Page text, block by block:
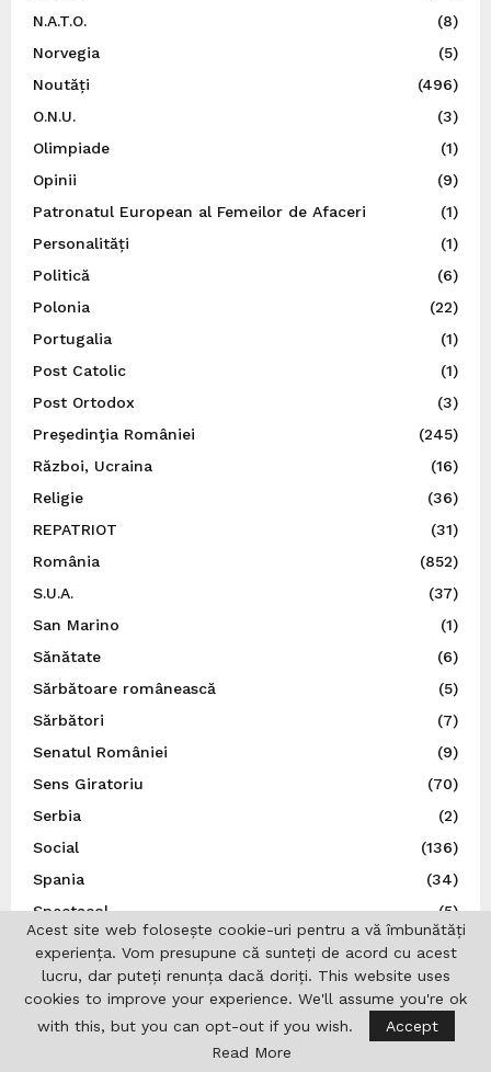
N.A.T.O.
(8)
Norvegia
(5)
Noutăți
(496)
O.N.U.
(3)
Olimpiade
(1)
Opinii
(9)
Patronatul European al Femeilor de Afaceri
(1)
Personalități
(1)
Politică
(6)
Polonia
(22)
Portugalia
(1)
Post Catolic
(1)
Post Ortodox
(3)
Preşedinţia României
(245)
Război, Ucraina
(16)
Religie
(36)
REPATRIOT
(31)
România
(852)
S.U.A.
(37)
San Marino
(1)
Sănătate
(6)
Sărbătoare românească
(5)
Sărbători
(7)
Senatul României
(9)
Sens Giratoriu
(70)
Serbia
(2)
Social
(136)
Spania
(34)
Spectacol
(5)
Statele Unite ale Americii
(21)
Știință
(5)
(14)
Acest site web folosește cookie-uri pentru a vă îmbunătăți
experiența. Vom presupune că sunteți de acord cu acest
lucru, dar puteți renunța dacă doriți. This website uses
cookies to improve your experience. We'll assume you're ok
with this, but you can opt-out if you wish.
Accept
Read More